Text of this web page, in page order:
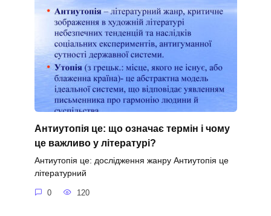
Антиутопія це: що означає термін і чому
це важливо у літературі?
Антиутопія це: дослідження жанру Антиутопія це
літературний
0 120